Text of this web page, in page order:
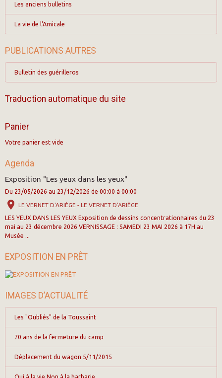
Les anciens bulletins
La vie de l'Amicale
PUBLICATIONS AUTRES
Bulletin des guérilleros
Traduction automatique du site
Panier
Votre panier est vide
Agenda
Exposition "Les yeux dans les yeux"
Du 23/05/2026 au 23/12/2026 de 00:00 à 00:00
LE VERNET D'ARIÈGE - LE VERNET D'ARIÈGE
LES YEUX DANS LES YEUX Exposition de dessins concentrationnaires du 23
mai au 23 décembre 2026 VERNISSAGE : SAMEDI 23 MAI 2026 à 17H au
Musée ...
EXPOSITION EN PRÊT
IMAGES D’ACTUALITÉ
Les "Oubliés" de la Toussaint
70 ans de la fermeture du camp
Déplacement du wagon 5/11/2015
Oui à la vie Non à la barbarie